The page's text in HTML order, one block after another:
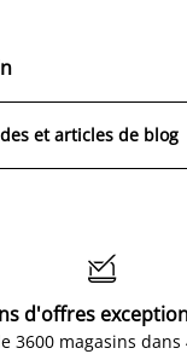
et articles de blog

d'offres
3600 magasins dans